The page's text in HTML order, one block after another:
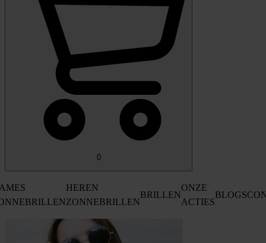
0
HEREN
ZONNEBRILLEN
BRILLEN
ONZE
ACTIES
BLOGS